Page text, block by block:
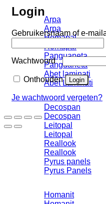
Arpa
Arpa
Homapal
Homapal
Panguaneta
Panguaneta
Abet laminati
Abet Laminati
Decospan
Decospan
Leitopal
Leitopal
Reallook
Reallook
Pyrus panels
Pyrus Panels
Homanit
Login
Gebruikersnaam of e-
Wachtwoord Vereist
Onthouden Login
Je wachtwoord vergeten?